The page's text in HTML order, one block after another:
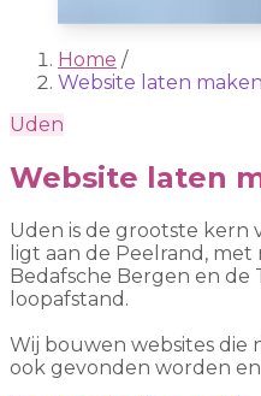
Home /
Website laten
Uden
Website laten
Uden is de grootste kern
ligt aan de Peelrand,
Bedafsche Bergen en de
loopafstand.
Wij bouwen websites die
ook gevonden worden